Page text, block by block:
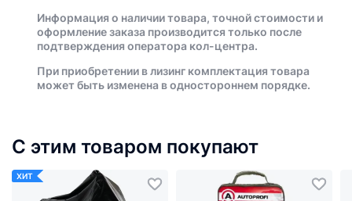
Информация о наличии товара, точной стоимости и
оформление заказа производится только после
подтверждения оператора кол-центра.
При приобретении в лизинг комплектация товара
может быть изменена в одностороннем порядке.
С этим товаром покупают
ХИТ